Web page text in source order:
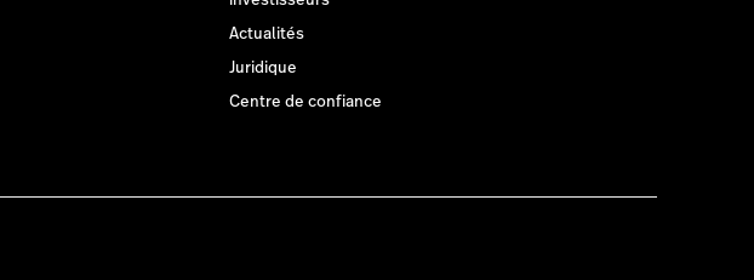
Actualités
Juridique
Centre de confiance